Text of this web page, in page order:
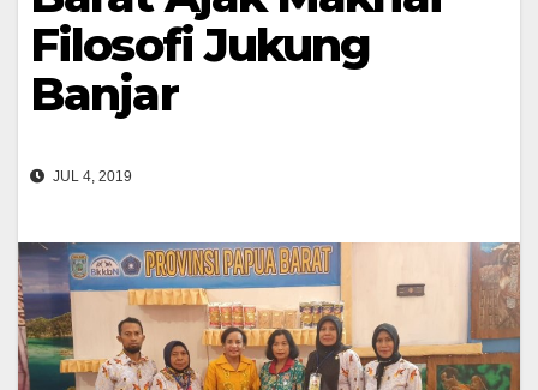
Filosofi Jukung
Banjar
JUL 4, 2019